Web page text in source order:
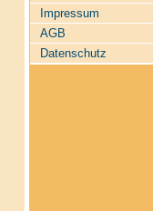
Impressum
AGB
Datenschutz